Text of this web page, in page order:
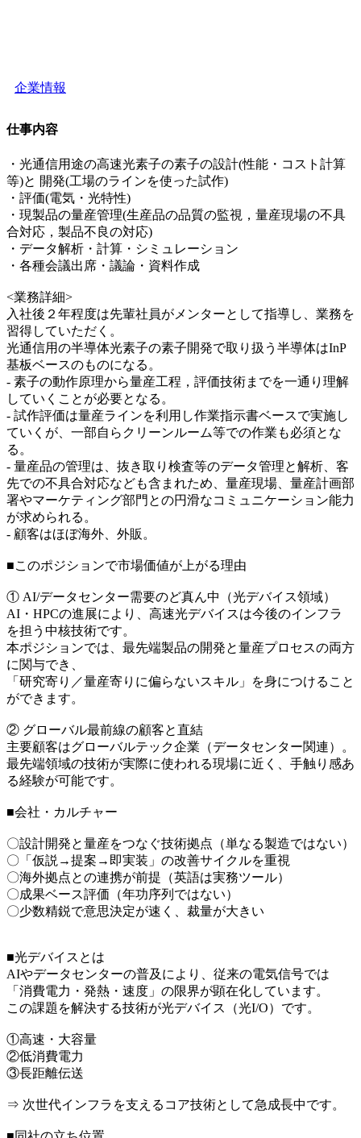
企業情報
仕事内容
・光通信用途の高速光素子の素子の設計(性能・コスト計算
等)と 開発(工場のラインを使った試作)
・評価(電気・光特性)
・現製品の量産管理(生産品の品質の監視，量産現場の不具
合対応，製品不良の対応)
・データ解析・計算・シミュレーション
・各種会議出席・議論・資料作成
<業務詳細>
入社後２年程度は先輩社員がメンターとして指導し、業務を
習得していただく。
光通信用の半導体光素子の素子開発で取り扱う半導体はInP
基板ベースのものになる。
‐ 素子の動作原理から量産工程，評価技術までを一通り理解
していくことが必要となる。
‐ 試作評価は量産ラインを利用し作業指示書ベースで実施し
ていくが、一部自らクリーンルーム等での作業も必須とな
る。
‐ 量産品の管理は、抜き取り検査等のデータ管理と解析、客
先での不具合対応なども含まれため、量産現場、量産計画部
署やマーケティング部門との円滑なコミュニケーション能力
が求められる。
‐ 顧客はほぼ海外、外販。
■このポジションで市場価値が上がる理由
① AI/データセンター需要のど真ん中（光デバイス領域）
AI・HPCの進展により、高速光デバイスは今後のインフラ
を担う中核技術です。
本ポジションでは、最先端製品の開発と量産プロセスの両方
に関与でき、
「研究寄り／量産寄りに偏らないスキル」を身につけること
ができます。
② グローバル最前線の顧客と直結
主要顧客はグローバルテック企業（データセンター関連）。
最先端領域の技術が実際に使われる現場に近く、手触り感あ
る経験が可能です。
■会社・カルチャー
〇設計開発と量産をつなぐ技術拠点（単なる製造ではない）
〇「仮説→提案→即実装」の改善サイクルを重視
〇海外拠点との連携が前提（英語は実務ツール）
〇成果ベース評価（年功序列ではない）
〇少数精鋭で意思決定が速く、裁量が大きい
■光デバイスとは
AIやデータセンターの普及により、従来の電気信号では
「消費電力・発熱・速度」の限界が顕在化しています。
この課題を解決する技術が光デバイス（光I/O）です。
①高速・大容量
②低消費電力
③長距離伝送
⇒ 次世代インフラを支えるコア技術として急成長中です。